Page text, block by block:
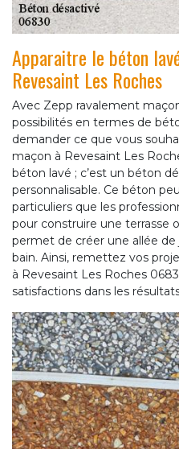
Apparaitre le béton
Revesaint Les Roches
Avec Zepp ravalement
possibilités en termes de
demander ce que vous
maçon à Revesaint Les
béton lavé ; c’est un béton
personnalisable. Ce béton
particuliers que les
pour construire une terrasse
permet de créer une allée de
bain. Ainsi, remettez vos
à Revesaint Les Roches
satisfactions dans les